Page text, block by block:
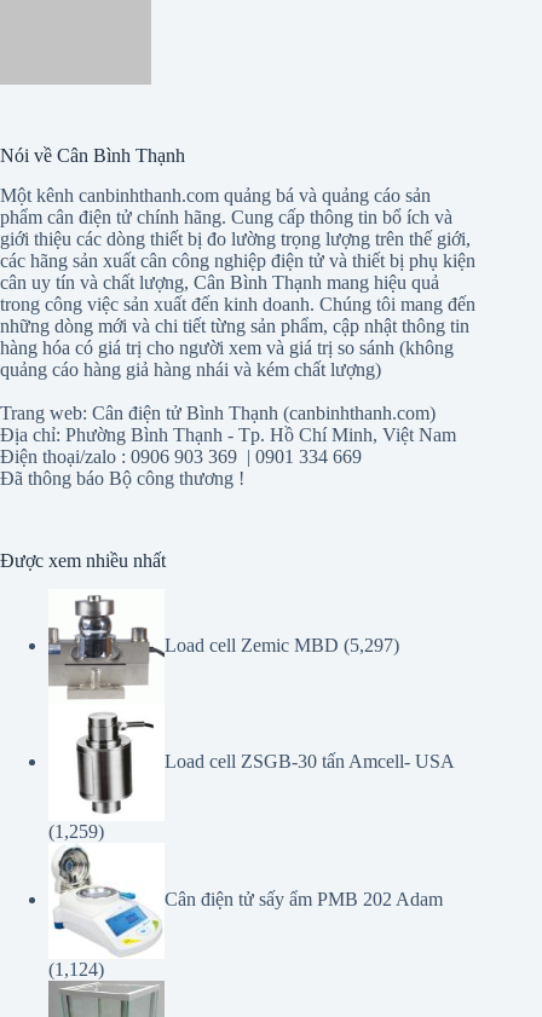
Nói về Cân Bình Thạnh
Một kênh canbinhthanh.com quảng bá và quảng cáo sản
phẩm cân điện tử chính hãng. Cung cấp thông tin bổ ích và
giới thiệu các dòng thiết bị đo lường trọng lượng trên thế giới,
các hãng sản xuất cân công nghiệp điện tử và thiết bị phụ kiện
cân uy tín và chất lượng, Cân Bình Thạnh mang hiệu quả
trong công việc sản xuất đến kinh doanh. Chúng tôi mang đến
những dòng mới và chi tiết từng sản phẩm, cập nhật thông tin
hàng hóa có giá trị cho người xem và giá trị so sánh (không
quảng cáo hàng giả hàng nhái và kém chất lượng)
Trang web: Cân điện tử Bình Thạnh (canbinhthanh.com)
Địa chỉ: Phường Bình Thạnh - Tp. Hồ Chí Minh, Việt Nam
Điện thoại/zalo : 0906 903 369 | 0901 334 669
Đã thông báo Bộ công thương !
Được xem nhiều nhất
Load cell Zemic MBD (5,297)
Load cell ZSGB-30 tấn Amcell- USA
(1,259)
Cân điện tử sấy ẩm PMB 202 Adam
(1,124)